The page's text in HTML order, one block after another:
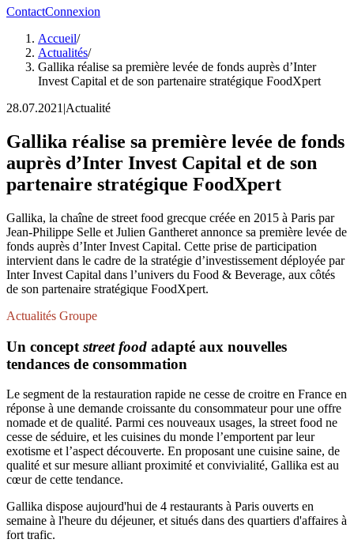
ContactConnexion
Accueil/
Actualités/
Gallika réalise sa première levée de fonds auprès d’Inter
Invest Capital et de son partenaire stratégique FoodXpert
28.07.2021 |Actualité
Gallika réalise sa première levée de fonds
auprès d’Inter Invest Capital et de son
partenaire stratégique FoodXpert
Gallika, la chaîne de street food grecque créée en 2015 à Paris par
Jean-Philippe Selle et Julien Gantheret annonce sa première levée de
fonds auprès d’Inter Invest Capital. Cette prise de participation
intervient dans le cadre de la stratégie d’investissement déployée par
Inter Invest Capital dans l’univers du Food & Beverage, aux côtés
de son partenaire stratégique FoodXpert.
Actualités Groupe
Un concept street food adapté aux nouvelles
tendances de consommation
Le segment de la restauration rapide ne cesse de croitre en France en
réponse à une demande croissante du consommateur pour une offre
nomade et de qualité. Parmi ces nouveaux usages, la street food ne
cesse de séduire, et les cuisines du monde l’emportent par leur
exotisme et l’aspect découverte. En proposant une cuisine saine, de
qualité et sur mesure alliant proximité et convivialité, Gallika est au
cœur de cette tendance.
Gallika dispose aujourd'hui de 4 restaurants à Paris ouverts en
semaine à l'heure du déjeuner, et situés dans des quartiers d'affaires à
fort trafic.